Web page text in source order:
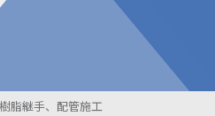
開発・導入実績
樹脂継手、配管施工